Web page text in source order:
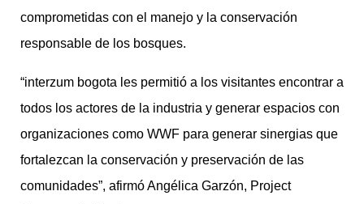
comprometidas con el manejo y la conservación
responsable de los bosques.
“interzum bogota les permitió a los visitantes encontrar a
todos los actores de la industria y generar espacios con
organizaciones como WWF para generar sinergias que
fortalezcan la conservación y preservación de las
comunidades”, afirmó Angélica Garzón, Project